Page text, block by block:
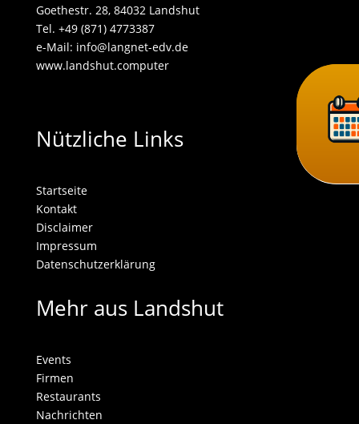
Goethestr. 28, 84032 Landshut
Tel. +49 (871) 4773387
e-Mail: info@langnet-edv.de
www.landshut.computer
Nützliche Links
Startseite
Kontakt
Disclaimer
Impressum
Datenschutzerklärung
Mehr aus Landshut
Events
Firmen
Restaurants
Nachrichten